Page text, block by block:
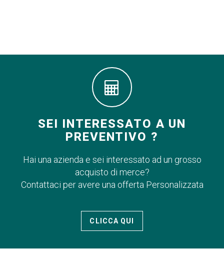
SEI INTERESSATO A UN
PREVENTIVO ?
Hai una azienda e sei interessato ad un grosso
acquisto di merce?
Contattaci per avere una offerta Personalizzata
CLICCA QUI